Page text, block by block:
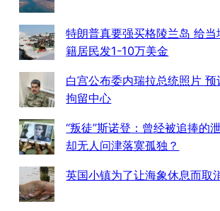
特朗普真要强买格陵兰岛 给
籍居民发1-10万美金
白宫公布委内瑞拉总统照片
拘留中心
“叛徒”斯诺登：曾经被追捧的
却无人问津落寞孤独？
英国小镇为了让海象休息而取